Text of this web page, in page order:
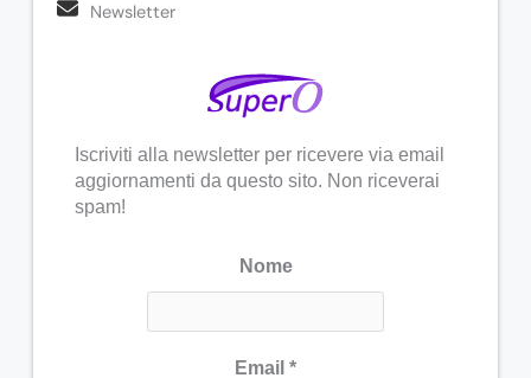
Newsletter
Iscriviti alla newsletter per ricevere via email
aggiornamenti da questo sito. Non riceverai
spam!
Nome
Email *